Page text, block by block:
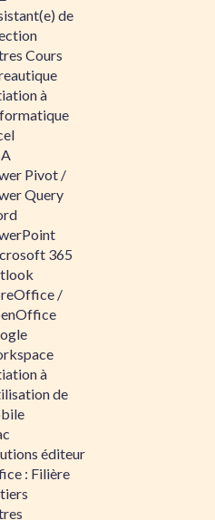
de
Cours
à
Pivot /
Query
365
/
à
de
éditeur
: Filière